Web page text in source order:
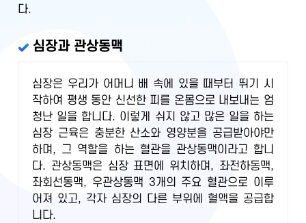
다.
심장과 관상동맥
심장은 우리가 어머니 배 속에 있을 때부터 뛰기 시
작하여 평생 동안 신선한 피를 온몸으로 내보내는 엄
청난 일을 합니다. 이렇게 쉬지 않고 많은 일을 하는
심장 근육은 충분한 산소와 영양분을 공급받아야만
하며, 그 역할을 하는 혈관을 관상동맥이라고 합니
다. 관상동맥은 심장 표면에 위치하며, 좌전하동맥,
좌회선동맥, 우관상동맥 3개의 주요 혈관으로 이루
어져 있고, 각자 심장의 다른 부위에 혈액을 공급합
니다.